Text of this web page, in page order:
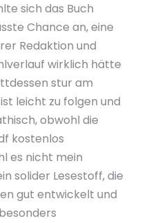
sich das Buch
Chance an, eine
Redaktion und
wirklich hätte
stur am
leicht zu folgen und
obwohl die
kostenlos
es nicht mein
solider Lesestoff, die
gut entwickelt und